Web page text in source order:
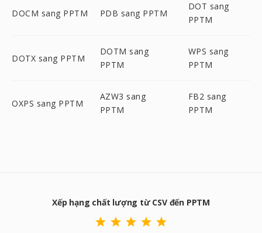
DOCM sang PPTM PDB sang PPTM
DOT sang
PPTM
DOTX sang PPTM
DOTM sang
PPTM
WPS sang
PPTM
OXPS sang PPTM
AZW3 sang
PPTM
FB2 sang
PPTM
Xếp hạng chất lượng từ CSV đến PPTM